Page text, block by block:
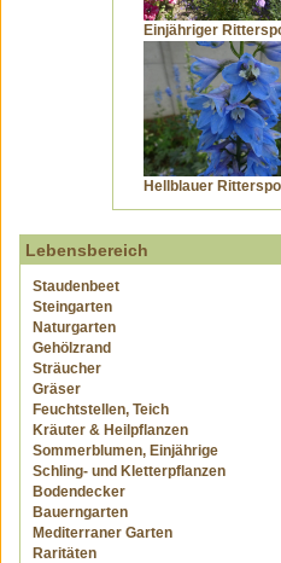
Einjähriger
Hellblauer
Lebensbereich
Staudenbeet
Steingarten
Naturgarten
Gehölzrand
Sträucher
Gräser
Feuchtstellen, Teich
Kräuter & Heilpflanzen
Sommerblumen, Einjährige
Schling- und Kletterpflanzen
Bodendecker
Bauerngarten
Mediterraner Garten
Raritäten